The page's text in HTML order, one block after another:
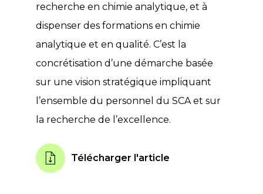
recherche en chimie analytique, et à
dispenser des formations en chimie
analytique et en qualité. C’est la
concrétisation d’une démarche basée
sur une vision stratégique impliquant
l’ensemble du personnel du SCA et sur
la recherche de l’excellence.
Télécharger l'article